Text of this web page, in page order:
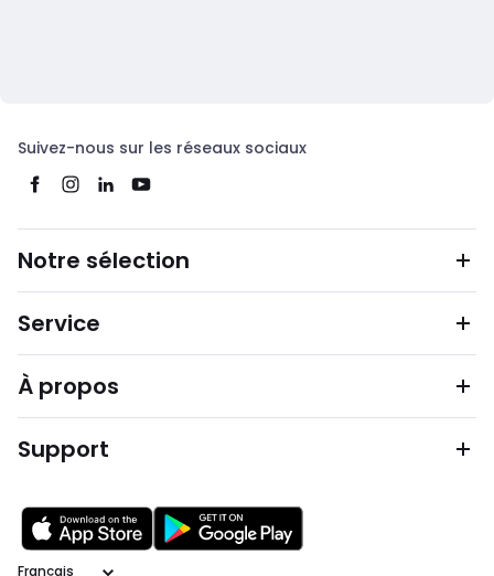
Suivez-nous sur les réseaux sociaux
Notre sélection
Service
À propos
Support